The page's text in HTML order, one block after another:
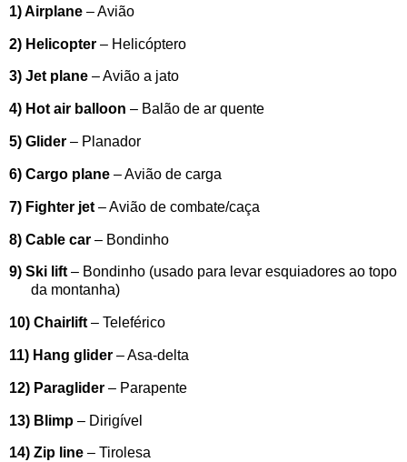
1) Airplane – Avião
2) Helicopter – Helicóptero
3) Jet plane – Avião a jato
4) Hot air balloon – Balão de ar quente
5) Glider – Planador
6) Cargo plane – Avião de carga
7) Fighter jet – Avião de combate/caça
8) Cable car – Bondinho
9) Ski lift – Bondinho (usado para levar esquiadores ao topo
da montanha)
10) Chairlift – Teleférico
11) Hang glider – Asa-delta
12) Paraglider – Parapente
13) Blimp – Dirigível
14) Zip line – Tirolesa